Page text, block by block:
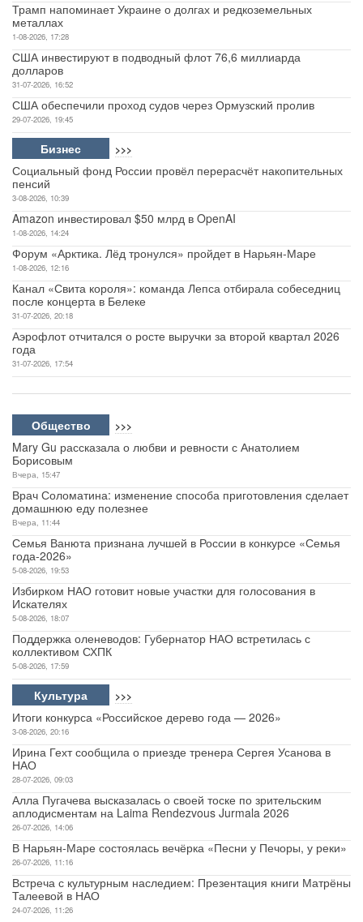
Трамп напоминает Украине о долгах и редкоземельных
металлах
1-08-2026, 17:28
США инвестируют в подводный флот 76,6 миллиарда
долларов
31-07-2026, 16:52
США обеспечили проход судов через Ормузский пролив
29-07-2026, 19:45
Бизнес >>>
Социальный фонд России провёл перерасчёт накопительных
пенсий
3-08-2026, 10:39
Amazon инвестировал $50 млрд в OpenAI
1-08-2026, 14:24
Форум «Арктика. Лёд тронулся» пройдет в Нарьян-Маре
1-08-2026, 12:16
Канал «Свита короля»: команда Лепса отбирала собеседниц
после концерта в Белеке
31-07-2026, 20:18
Аэрофлот отчитался о росте выручки за второй квартал 2026
года
31-07-2026, 17:54
Общество >>>
Mary Gu рассказала о любви и ревности с Анатолием
Борисовым
Вчера, 15:47
Врач Соломатина: изменение способа приготовления сделает
домашнюю еду полезнее
Вчера, 11:44
Семья Ванюта признана лучшей в России в конкурсе «Семья
года-2026»
5-08-2026, 19:53
Избирком НАО готовит новые участки для голосования в
Искателях
5-08-2026, 18:07
Поддержка оленеводов: Губернатор НАО встретилась с
коллективом СХПК
5-08-2026, 17:59
Культура >>>
Итоги конкурса «Российское дерево года — 2026»
3-08-2026, 20:16
Ирина Гехт сообщила о приезде тренера Сергея Усанова в
НАО
28-07-2026, 09:03
Алла Пугачева высказалась о своей тоске по зрительским
аплодисментам на Laima Rendezvous Jurmala 2026
26-07-2026, 14:06
В Нарьян-Маре состоялась вечёрка «Песни у Печоры, у реки»
26-07-2026, 11:16
Встреча с культурным наследием: Презентация книги Матрёны
Талеевой в НАО
24-07-2026, 11:26